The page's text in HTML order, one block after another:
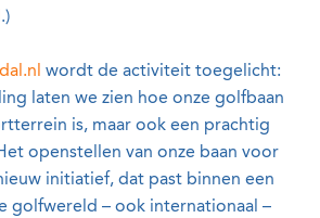
.)
wordt de activiteit toegelicht:
laten we zien hoe onze golfbaan
is, maar ook een prachtig
openstellen van onze baan voor
initiatief, dat past binnen een
golfwereld – ook internationaal –